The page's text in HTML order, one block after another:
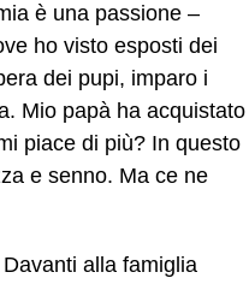
è una passione –
ho visto esposti dei
dei pupi, imparo i
Mio papà ha acquistato
piace di più? In questo
e senno. Ma ce ne
alla famiglia